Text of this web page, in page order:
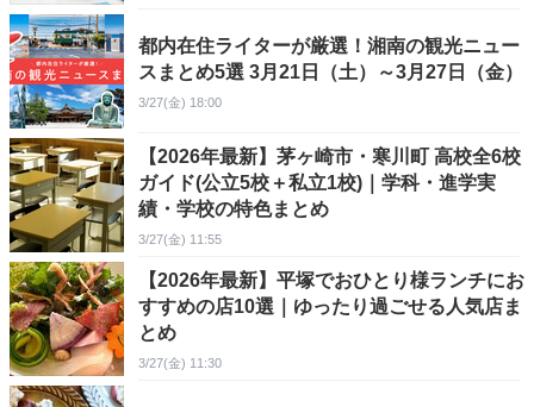
都内在住ライターが厳選！湘南の観光ニュー
スまとめ5選 3月21日（土）～3月27日（金）
3/27(金) 18:00
【2026年最新】茅ヶ崎市・寒川町 高校全6校
ガイド(公立5校＋私立1校)｜学科・進学実
績・学校の特色まとめ
3/27(金) 11:55
【2026年最新】平塚でおひとり様ランチにお
すすめの店10選｜ゆったり過ごせる人気店ま
とめ
3/27(金) 11:30